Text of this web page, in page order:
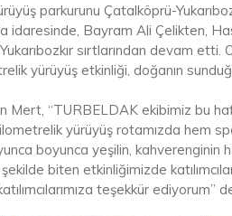
parkurunu Çatalköprü-
Bayram Ali Çelikten,
sırtlarından devam
yürüyüş etkinliği, doğanın
Mert, “TURBELDAK ekibimiz bu
yürüyüş rotamızda hem
boyunca yeşilin,
biten etkinliğimizde
teşekkür ediyorum”